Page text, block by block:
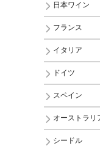
日本ワイン
フランス
イタリア
ドイツ
スペイン
オーストラリ
シードル